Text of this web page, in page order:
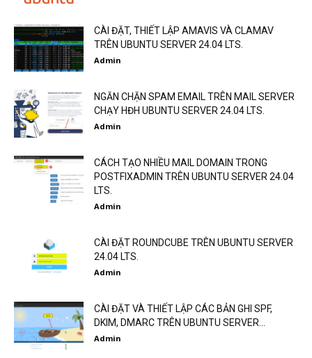
CÀI ĐẶT, THIẾT LẬP AMAVIS VÀ CLAMAV
TRÊN UBUNTU SERVER 24.04 LTS.
Admin
NGĂN CHẶN SPAM EMAIL TRÊN MAIL SERVER
CHẠY HĐH UBUNTU SERVER 24.04 LTS.
Admin
CÁCH TẠO NHIỀU MAIL DOMAIN TRONG
POSTFIXADMIN TRÊN UBUNTU SERVER 24.04
LTS.
Admin
CÀI ĐẶT ROUNDCUBE TRÊN UBUNTU SERVER
24.04 LTS.
Admin
CÀI ĐẶT VÀ THIẾT LẬP CÁC BẢN GHI SPF,
DKIM, DMARC TRÊN UBUNTU SERVER...
Admin